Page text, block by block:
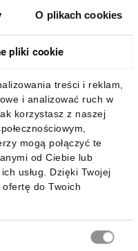
O plikach cookies
pliki cookie
treści i reklam,
i analizować ruch w
korzystasz z naszej
mogą połączyć te
od Ciebie lub
usług. Dzięki Twojej
do Twoich
mobilną: